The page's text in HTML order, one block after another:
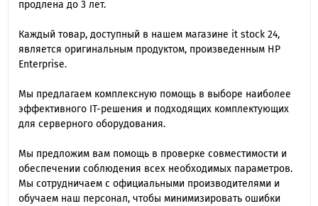
продлена до 3 лет.
Каждый товар, доступный в нашем магазине it stock 24,
является оригинальным продуктом, произведенным HP
Enterprise.
Мы предлагаем комплексную помощь в выборе наиболее
эффективного IT-решения и подходящих комплектующих
для серверного оборудования.
Мы предложим вам помощь в проверке совместимости и
обеспечении соблюдения всех необходимых параметров.
Мы сотрудничаем с официальными производителями и
обучаем наш персонал, чтобы минимизировать ошибки